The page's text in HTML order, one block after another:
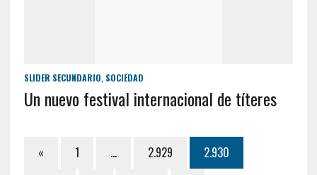
SLIDER SECUNDARIO, SOCIEDAD
Un nuevo festival internacional de títeres
« 1 … 2.929
2.930